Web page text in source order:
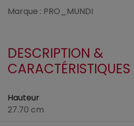
Marque : PRO_MUNDI
DESCRIPTION &
Hauteur
27.70 cm